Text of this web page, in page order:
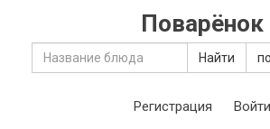
Поварёнок
Найти
Регистрация Войти